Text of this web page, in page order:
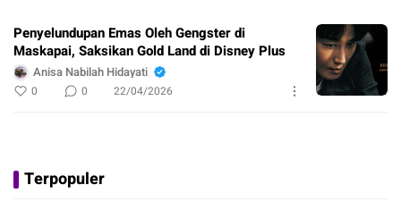
Penyelundupan Emas Oleh Gengster di
Maskapai, Saksikan Gold Land di Disney Plus
Anisa Nabilah Hidayati
0 0 22/04/2026
Terpopuler